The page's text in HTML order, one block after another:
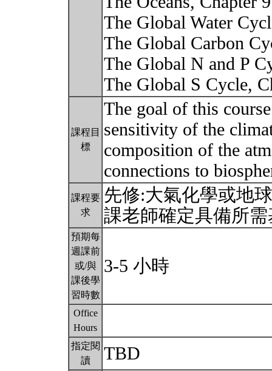
The Global Water
The Global Carbon
The Global N and P
The Global S Cycle,
課程目
標
The goal of this
sensitivity of the
composition of the
connections to
課程要
求
先修:大氣化學或地
課老師確定具備所
預期每
週課前
或/與
課後學
習時數
3-5 小時
Office
Hours
指定閱
讀
TBD